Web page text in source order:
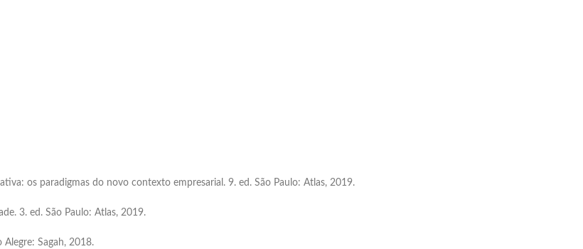
os paradigmas do novo contexto empresarial. 9. ed. São Paulo: Atlas, 2019.
3. ed. São Paulo: Atlas, 2019.
Sagah, 2018.